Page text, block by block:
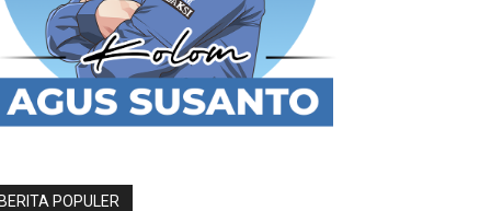
POPULER